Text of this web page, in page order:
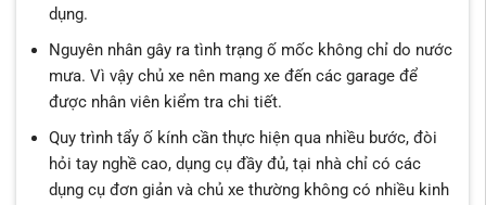
dụng.
Nguyên nhân gây ra tình trạng ố mốc không chỉ do nước
mưa. Vì vậy chủ xe nên mang xe đến các garage để
được nhân viên kiểm tra chi tiết.
Quy trình tẩy ố kính cần thực hiện qua nhiều bước, đòi
hỏi tay nghề cao, dụng cụ đầy đủ, tại nhà chỉ có các
dụng cụ đơn giản và chủ xe thường không có nhiều kinh